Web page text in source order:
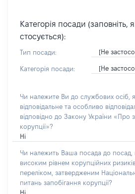
Категорія посади (заповніть,
стосується):
Тип посади: [Не
Категорія посади: [Не
Чи належите Ви до службових осіб,
відповідальне та особливо
відповідно до Закону України «Про
корупції»?
Ні
Чи належить Ваша посада до посад,
високим рівнем корупційних
переліком, затвердженим
питань запобігання корупції?
Ні